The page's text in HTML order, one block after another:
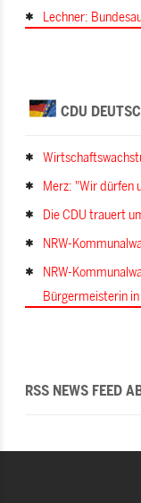
Lechner:
CDU
Merz: "Wir dürfen
Die CDU trauert
NRW-
NRW-
Bürgermeisterin
RSS NEWS FEED